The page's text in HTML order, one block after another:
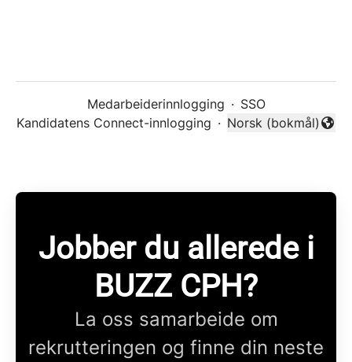
Medarbeiderinnlogging · SSO
Kandidatens Connect-innlogging ·
Endre språk
Norsk (bokmål)
Jobber du allerede i
BUZZ CPH?
La oss samarbeide om
rekrutteringen og finne din neste